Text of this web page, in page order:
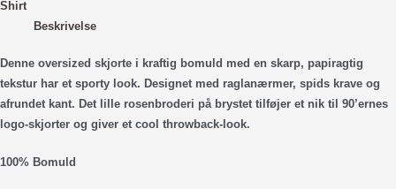
White
Shirt
Beskrivelse
Denne oversized skjorte i kraftig bomuld med en skarp, papiragtig
tekstur har et sporty look. Designet med raglanærmer, spids krave og
afrundet kant. Det lille rosenbroderi på brystet tilføjer et nik til 90’ernes
logo-skjorter og giver et cool throwback-look.
100% Bomuld